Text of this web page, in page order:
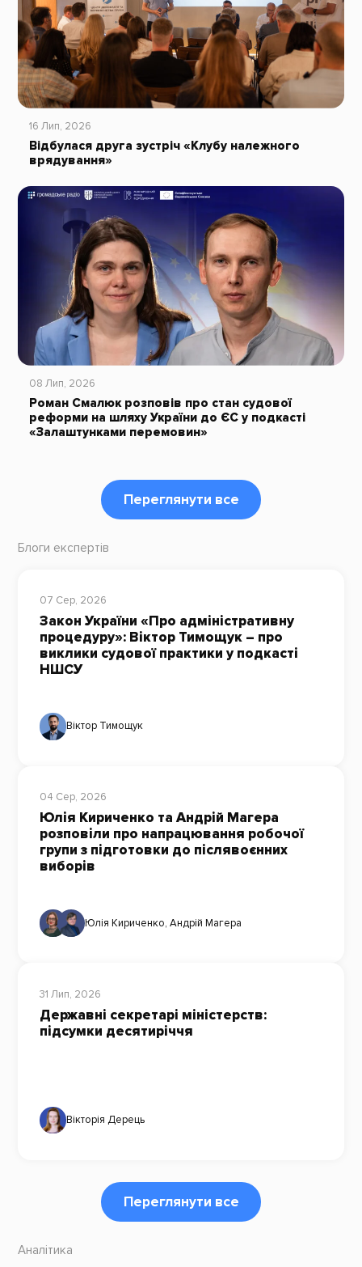
16 Лип, 2026
Відбулася друга зустріч «Клубу належного
врядування»
08 Лип, 2026
Роман Смалюк розповів про стан судової
реформи на шляху України до ЄС у подкасті
«Залаштунками перемовин»
Переглянути все
Блоги експертів
07 Сер, 2026
Закон України «Про адміністративну
процедуру»: Віктор Тимощук – про
виклики судової практики у подкасті
НШСУ
Віктор Тимощук
04 Сер, 2026
Юлія Кириченко та Андрій Магера
розповіли про напрацювання робочої
групи з підготовки до післявоєнних
виборів
Юлія Кириченко, Андрій Магера
31 Лип, 2026
Державні секретарі міністерств:
підсумки десятиріччя
Вікторія Дерець
Переглянути все
Аналітика